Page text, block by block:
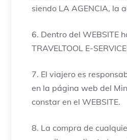
siendo LA AGENCIA, la
6. Dentro del WEBSITE
TRAVELTOOL E-
7. El viajero es
en la página web del
constar en el WEBSITE.
8. La compra de